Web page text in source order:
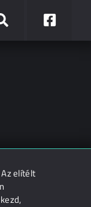
elítélt